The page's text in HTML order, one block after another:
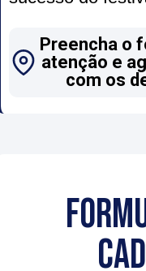
Preencha o
atenção e
com os